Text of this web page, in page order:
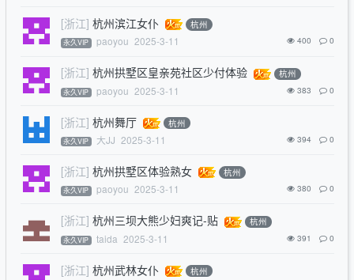
[浙江] 杭州滨江女仆 杭州
永久VIP paoyou 2025-3-11 400 0
[浙江] 杭州拱墅区皇亲苑社区少付体验 杭州
永久VIP paoyou 2025-3-11 383 0
[浙江] 杭州舞厅 杭州
永久VIP 大JJ 2025-3-11 394 0
[浙江] 杭州拱墅区体验熟女 杭州
永久VIP paoyou 2025-3-11 380 0
[浙江] 杭州三坝大熊少妇爽记-贴 杭州
永久VIP taida 2025-3-11 391 0
[浙江] 杭州武林女仆 杭州